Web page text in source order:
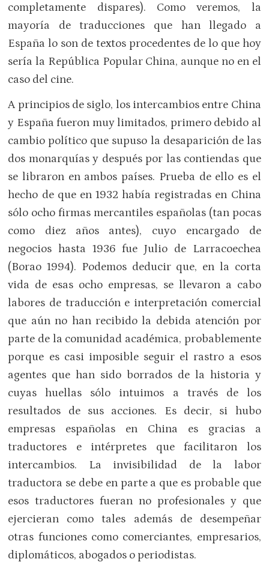
completamente dispares). Como veremos, la
mayoría de traducciones que han llegado a
España lo son de textos procedentes de lo que hoy
sería la República Popular China, aunque no en el
caso del cine.
A principios de siglo, los intercambios entre China
y España fueron muy limitados, primero debido al
cambio político que supuso la desaparición de las
dos monarquías y después por las contiendas que
se libraron en ambos países. Prueba de ello es el
hecho de que en 1932 había registradas en China
sólo ocho firmas mercantiles españolas (tan pocas
como diez años antes), cuyo encargado de
negocios hasta 1936 fue Julio de Larracoechea
(Borao 1994). Podemos deducir que, en la corta
vida de esas ocho empresas, se llevaron a cabo
labores de traducción e interpretación comercial
que aún no han recibido la debida atención por
parte de la comunidad académica, probablemente
porque es casi imposible seguir el rastro a esos
agentes que han sido borrados de la historia y
cuyas huellas sólo intuimos a través de los
resultados de sus acciones. Es decir, si hubo
empresas españolas en China es gracias a
traductores e intérpretes que facilitaron los
intercambios. La invisibilidad de la labor
traductora se debe en parte a que es probable que
esos traductores fueran no profesionales y que
ejercieran como tales además de desempeñar
otras funciones como comerciantes, empresarios,
diplomáticos, abogados o periodistas.